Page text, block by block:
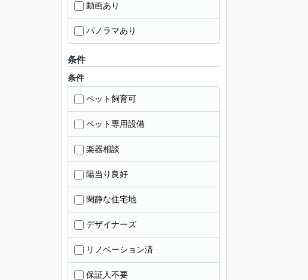
動画あり
パノラマあり
条件
条件
ペット飼育可
ペット専用設備
楽器相談
陽当り良好
閑静な住宅地
デザイナーズ
リノベーション済
保証人不要